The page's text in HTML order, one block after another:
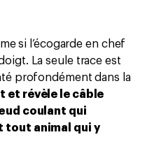
si l’écogarde en chef
La seule trace est
profondément dans la
et révèle le câble
coulant qui
tout animal qui y